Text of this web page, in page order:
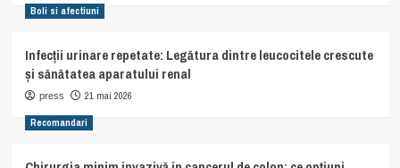
Boli si afectiuni
Infecții urinare repetate: Legătura dintre leucocitele crescute
și sănătatea aparatului renal
press 21 mai 2026
Recomandari